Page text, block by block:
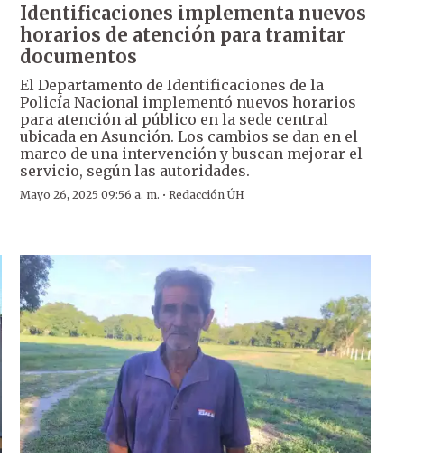
Identificaciones implementa nuevos
horarios de atención para tramitar
documentos
El Departamento de Identificaciones de la
Policía Nacional implementó nuevos horarios
para atención al público en la sede central
ubicada en Asunción. Los cambios se dan en el
marco de una intervención y buscan mejorar el
servicio, según las autoridades.
Mayo 26, 2025 09:56 a. m. · Redacción ÚH